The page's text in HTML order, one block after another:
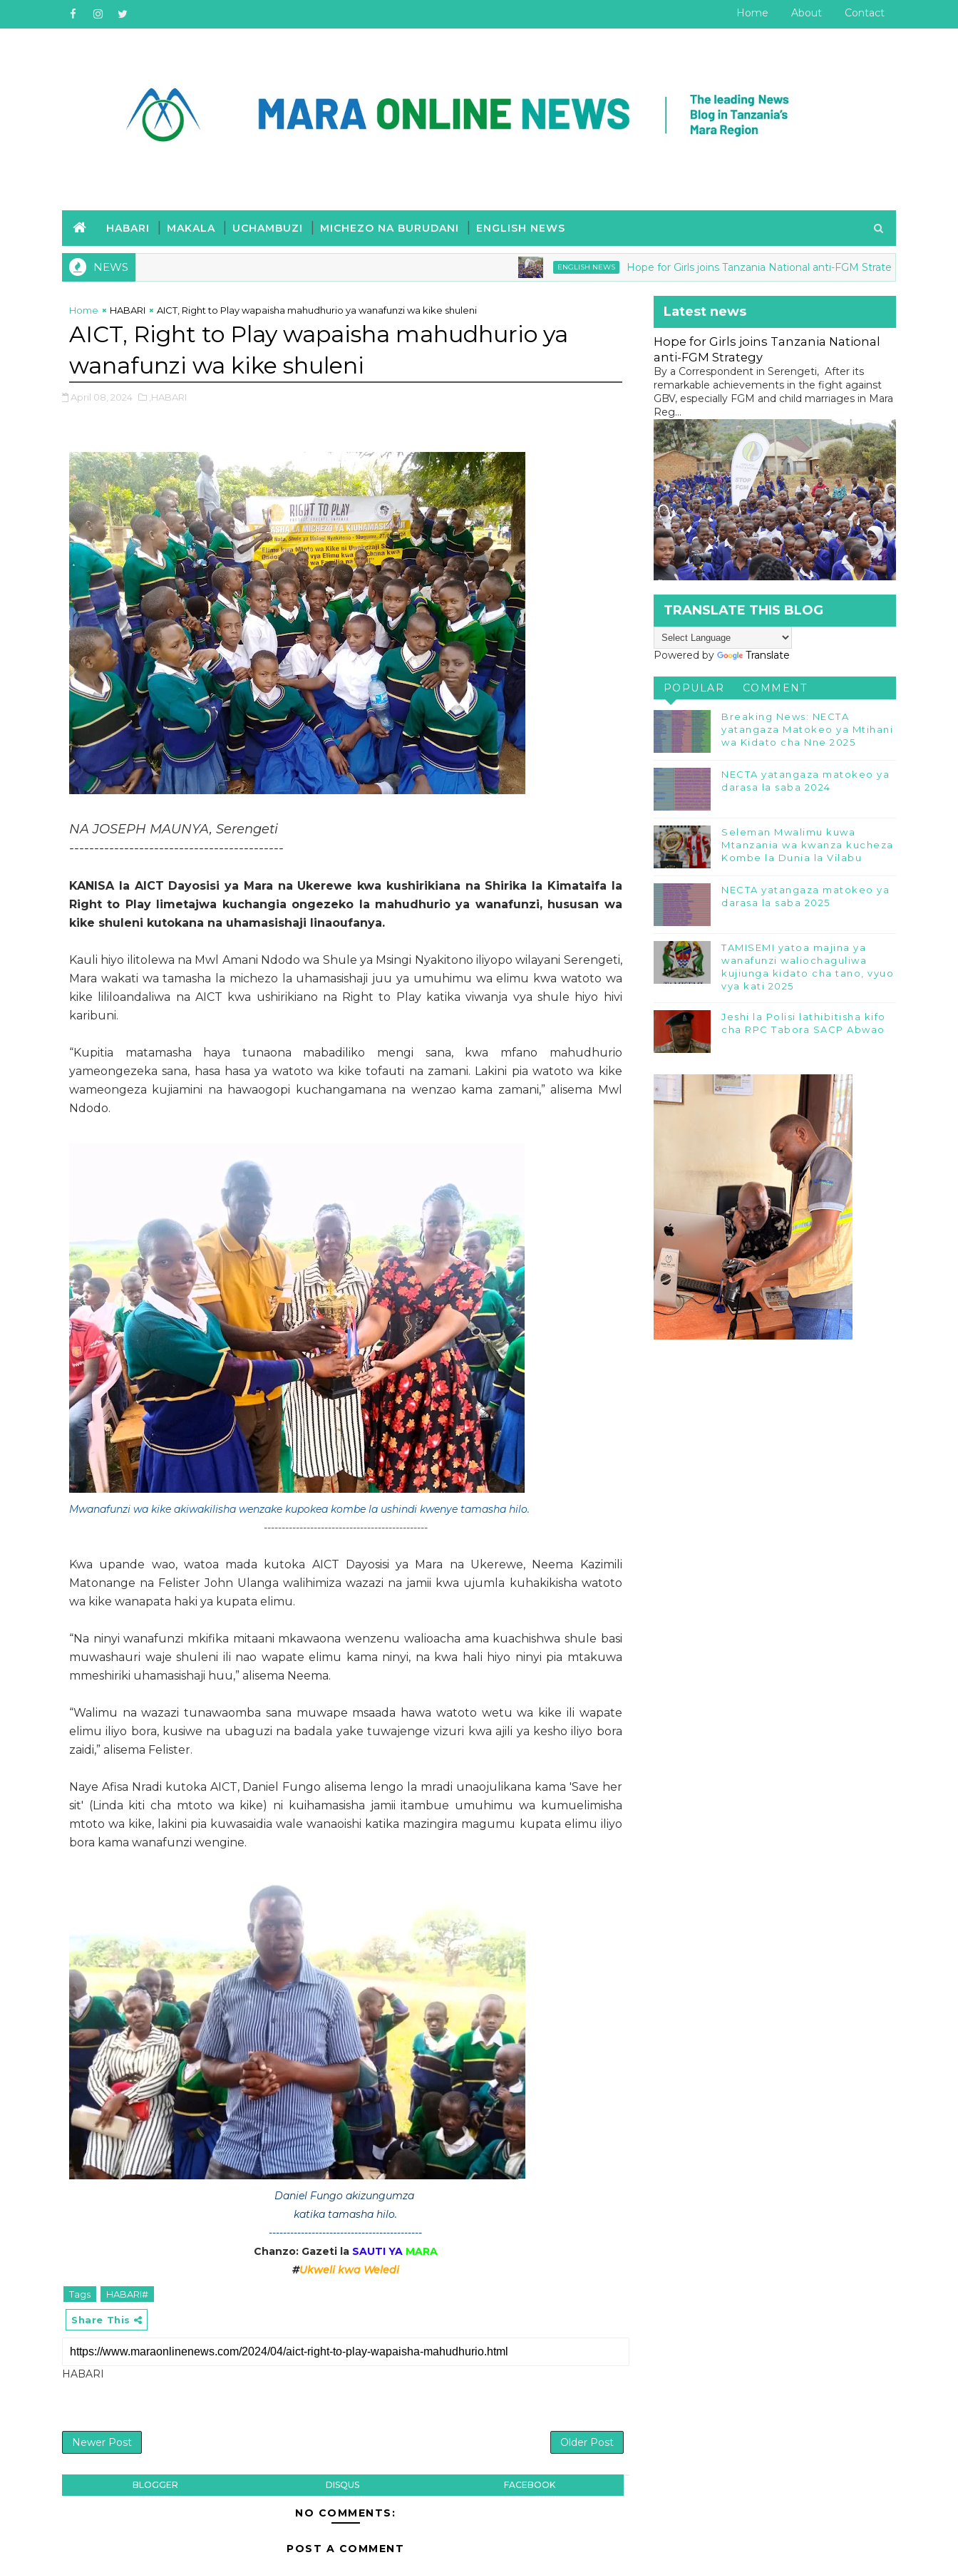
Home About Contact
HABARI MAKALA UCHAMBUZI MICHEZO NA BURUDANI ENGLISH NEWS
NEWS ENGLISH NEWS Hope for Girls joins Tanzania National anti-FGM Strategy
Home HABARI AICT, Right to Play wapaisha mahudhurio ya wanafunzi wa kike shuleni
AICT, Right to Play wapaisha mahudhurio ya
wanafunzi wa kike shuleni
April 08, 2024 ,HABARI
NA JOSEPH MAUNYA, Serengeti
-------------------------------------------
KANISA la AICT Dayosisi ya Mara na Ukerewe kwa kushirikiana na Shirika la Kimataifa la
Right to Play limetajwa kuchangia ongezeko la mahudhurio ya wanafunzi, hususan wa
kike shuleni kutokana na uhamasishaji linaoufanya.
Kauli hiyo ilitolewa na Mwl Amani Ndodo wa Shule ya Msingi Nyakitono iliyopo wilayani Serengeti,
Mara wakati wa tamasha la michezo la uhamasishaji juu ya umuhimu wa elimu kwa watoto wa
kike lililoandaliwa na AICT kwa ushirikiano na Right to Play katika viwanja vya shule hiyo hivi
karibuni.
“Kupitia matamasha haya tunaona mabadiliko mengi sana, kwa mfano mahudhurio
yameongezeka sana, hasa hasa ya watoto wa kike tofauti na zamani. Lakini pia watoto wa kike
wameongeza kujiamini na hawaogopi kuchangamana na wenzao kama zamani,” alisema Mwl
Ndodo.
Mwanafunzi wa kike akiwakilisha wenzake kupokea kombe la ushindi kwenye tamasha hilo.
----------------------------------------------
Kwa upande wao, watoa mada kutoka AICT Dayosisi ya Mara na Ukerewe, Neema Kazimili
Matonange na Felister John Ulanga walihimiza wazazi na jamii kwa ujumla kuhakikisha watoto
wa kike wanapata haki ya kupata elimu.
“Na ninyi wanafunzi mkifika mitaani mkawaona wenzenu walioacha ama kuachishwa shule basi
muwashauri waje shuleni ili nao wapate elimu kama ninyi, na kwa hali hiyo ninyi pia mtakuwa
mmeshiriki uhamasishaji huu,” alisema Neema.
“Walimu na wazazi tunawaomba sana muwape msaada hawa watoto wetu wa kike ili wapate
elimu iliyo bora, kusiwe na ubaguzi na badala yake tuwajenge vizuri kwa ajili ya kesho iliyo bora
zaidi,” alisema Felister.
Naye Afisa Nradi kutoka AICT, Daniel Fungo alisema lengo la mradi unaojulikana kama 'Save her
sit' (Linda kiti cha mtoto wa kike) ni kuihamasisha jamii itambue umuhimu wa kumuelimisha
mtoto wa kike, lakini pia kuwasaidia wale wanaoishi katika mazingira magumu kupata elimu iliyo
bora kama wanafunzi wengine.
Daniel Fungo akizungumza
katika tamasha hilo.
-------------------------------------------
Chanzo: Gazeti la SAUTI YA MARA
#Ukweli kwa Weledi
Tags HABARI#
Share This
HABARI
Newer Post Older Post
BLOGGER DISQUS FACEBOOK
NO COMMENTS:
POST A COMMENT
Latest news
Hope for Girls joins Tanzania National
anti-FGM Strategy
By a Correspondent in Serengeti, After its
remarkable achievements in the fight against
GBV, especially FGM and child marriages in Mara
Reg...
TRANSLATE THIS BLOG
Powered by Translate
POPULAR COMMENT
Breaking News: NECTA
yatangaza Matokeo ya Mtihani
wa Kidato cha Nne 2025
NECTA yatangaza matokeo ya
darasa la saba 2024
Seleman Mwalimu kuwa
Mtanzania wa kwanza kucheza
Kombe la Dunia la Vilabu
NECTA yatangaza matokeo ya
darasa la saba 2025
TAMISEMI yatoa majina ya
wanafunzi waliochaguliwa
kujiunga kidato cha tano, vyuo
vya kati 2025
Jeshi la Polisi lathibitisha kifo
cha RPC Tabora SACP Abwao